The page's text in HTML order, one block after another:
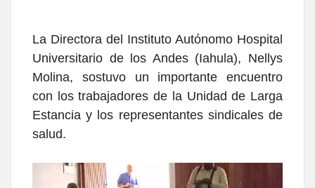
La Directora del Instituto Autónomo Hospital
Universitario de los Andes (Iahula), Nellys
Molina, sostuvo un importante encuentro
con los trabajadores de la Unidad de Larga
Estancia y los representantes sindicales de
salud.